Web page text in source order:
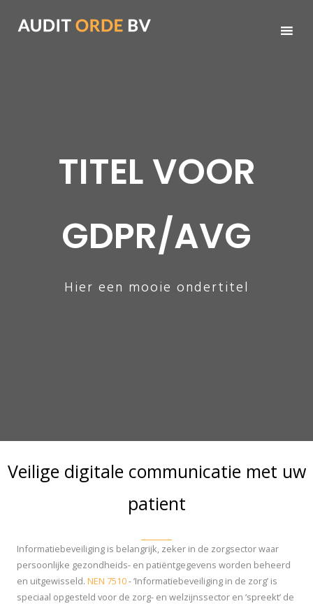
TITEL VOOR
GDPR/AVG
Hier een mooie ondertitel
Veilige digitale communicatie met uw
patient
Informatiebeveiliging is belangrijk, zeker in de zorgsector waar
persoonlijke gezondheids- en patiëntgegevens worden beheerd
en uitgewisseld. NEN 7510- ‘Informatiebeveiliging in de zorg’ is
speciaal opgesteld voor de zorg- en welzijnssector en ‘spreekt’ de